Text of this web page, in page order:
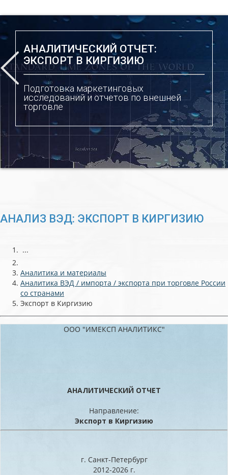
АНАЛИТИЧЕСКИЙ ОТЧЕТ:
ЭКСПОРТ В КИРГИЗИЮ
Подготовка маркетинговых
исследований и отчетов по внешней
торговле
АНАЛИЗ ВЭД: ЭКСПОРТ В КИРГИЗИЮ
...
Аналитика и материалы
Аналитика ВЭД / импорта / экспорта при торговле России
со странами
Экспорт в Киргизию
ООО "ИМЕКСП АНАЛИТИКС"
АНАЛИТИЧЕСКИЙ ОТЧЕТ
Направление:
Экспорт в Киргизию
г. Санкт-Петербург
2012-2026 г.